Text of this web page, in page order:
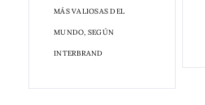
MÁS VALIOSAS DEL
MUNDO, SEGÚN
INTERBRAND